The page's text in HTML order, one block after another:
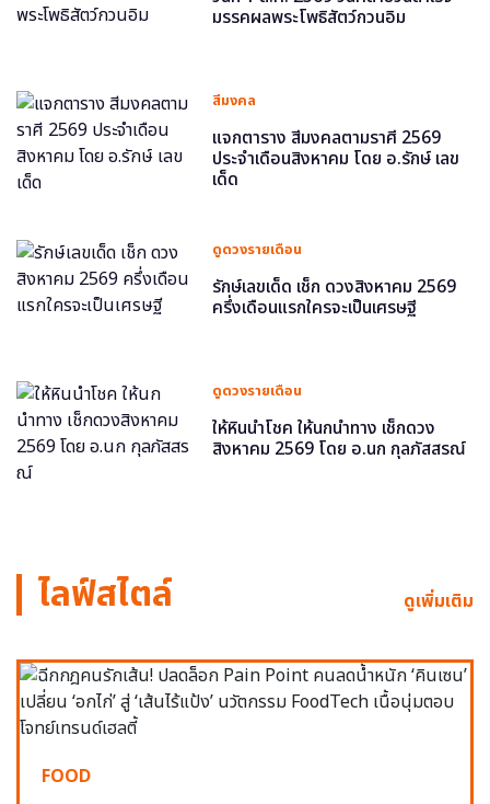
มรรคผลพระโพธิสัตว์กวนอิม
สีมงคล
แจกตาราง สีมงคลตามราศี 2569
ประจำเดือนสิงหาคม โดย อ.รักษ์ เลข
เด็ด
ดูดวงรายเดือน
รักษ์เลขเด็ด เช็ก ดวงสิงหาคม 2569
ครึ่งเดือนแรกใครจะเป็นเศรษฐี
ดูดวงรายเดือน
ให้หินนำโชค ให้นกนำทาง เช็กดวง
สิงหาคม 2569 โดย อ.นก กุลภัสสรณ์
ไลฟ์สไตล์ ดูเพิ่มเติม
FOOD